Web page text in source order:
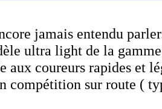
jamais entendu
ultra light de la
aux coureurs rapides et
compétition sur route (